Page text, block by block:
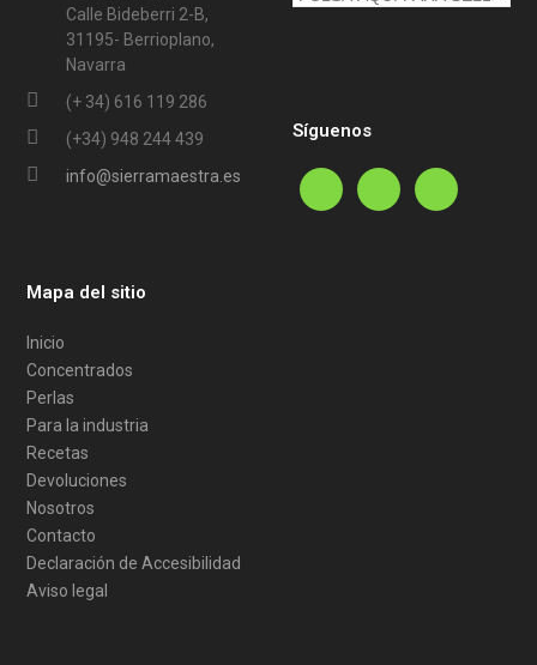
Calle Bideberri 2-B,
31195- Berrioplano,
Navarra
(+ 34) 616 119 286
(+34) 948 244 439
info@sierramaestra.es
Síguenos
Mapa del sitio
Inicio
Concentrados
Perlas
Para la industria
Recetas
Devoluciones
Nosotros
Contacto
Declaración de Accesibilidad
Aviso legal